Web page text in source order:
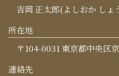
吉岡 正太郎(よしおか しょ
所在地
〒104-0031 東京都中央区
連絡先